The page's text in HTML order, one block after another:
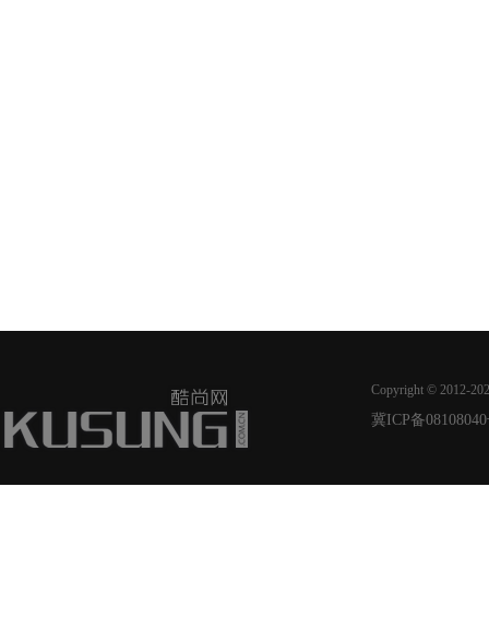
Copyright © 2012-
冀ICP备